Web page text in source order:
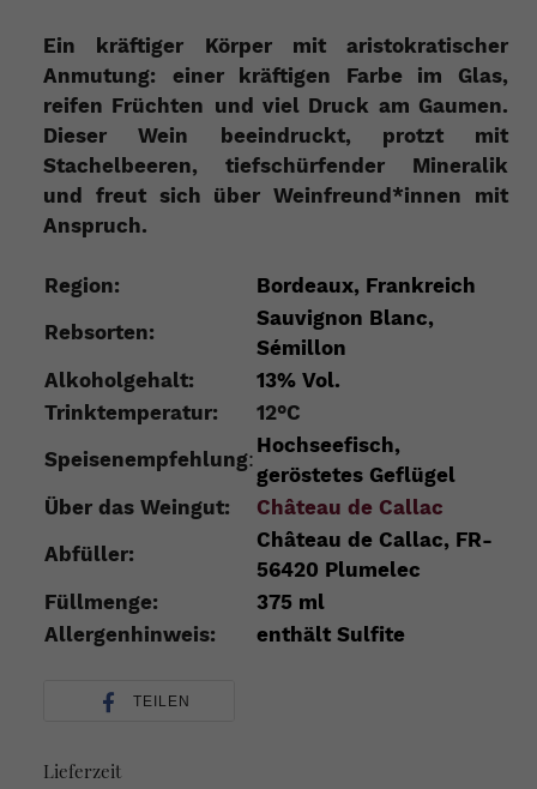
Ein kräftiger Körper mit aristokratischer
Anmutung:
einer kräftigen Farbe im Glas,
reifen Früchten und viel Druck am Gaumen.
Dieser Wein beeindruckt, protzt mit
Stachelbeeren, tiefschürfender Mineralik
und freut sich über Weinfreund*innen mit
Anspruch.
Region:
Bordeaux, Frankreich
Rebsorten:
Sauvignon Blanc,
Sémillon
Alkoholgehalt:
13% Vol.
Trinktemperatur:
12°C
Speisenempfehlung:
Hochseefisch,
geröstetes Geflügel
Über das Weingut:
Château de Callac
Abfüller:
Château de Callac, FR-
56420 Plumelec
Füllmenge:
375 ml
Allergenhinweis:
enthält Sulfite
TEILEN
Lieferzeit